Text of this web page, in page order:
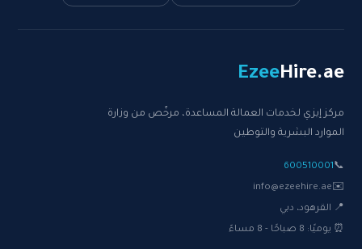
EzeeHire.ae
مركز إيزي لخدمات العمالة المساعدة، مرخّص من وزارة
الموارد البشرية والتوطين
📞
600510001
✉️
info@ezeehire.ae
📍 القرهود، دبي
⏰ يوميًا: 8 صباحًا - 8 مساءً